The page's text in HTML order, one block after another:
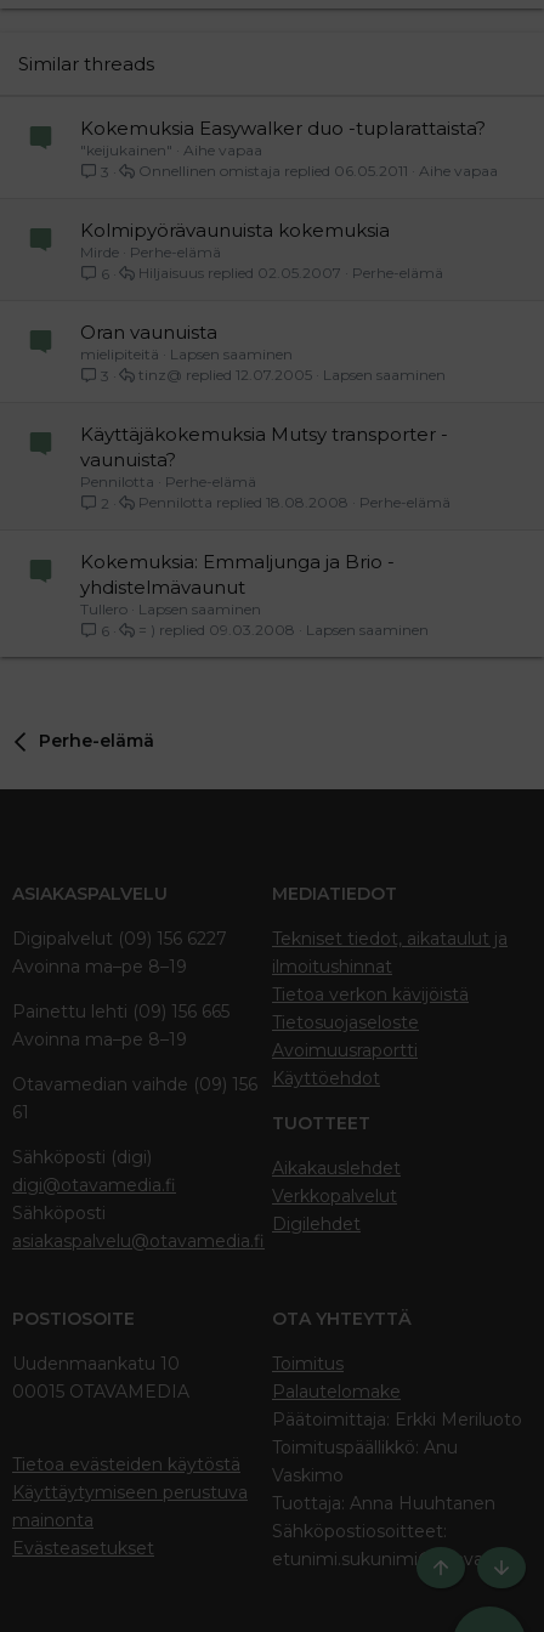
26
Similar threads
Kokemuksia Easywalker duo -tuplarattaista?
"keijukainen"
Aihe vapaa
3
Aihe vapaa
06.05.2011
Onnellinen omistaja
Kolmipyörävaunuista kokemuksia
Mirde
Perhe-elämä
6
Perhe-elämä
02.05.2007
Hiljaisuus
Oran vaunuista
mielipiteitä
Lapsen saaminen
3
Lapsen saaminen
12.07.2005
tinz@
Käyttäjäkokemuksia Mutsy transporter -
vaunuista?
Pennilotta
Perhe-elämä
2
Perhe-elämä
18.08.2008
Pennilotta
Kokemuksia: Emmaljunga ja Brio -
yhdistelmävaunut
Tullero
Lapsen saaminen
6
Lapsen saaminen
09.03.2008
= )
Perhe-elämä
ASIAKASPALVELU
Digipalvelut (09) 156 6227
Avoinna ma–pe 8–19
Painettu lehti (09) 156 665
Avoinna ma–pe 8–19
Otavamedian vaihde (09) 156
61
Sähköposti (digi)
digi@otavamedia.fi
Sähköposti
asiakaspalvelu@otavamedia.fi
MEDIATIEDOT
Tekniset tiedot, aikataulut ja
ilmoitushinnat
Tietoa verkon kävijöistä
Tietosuojaseloste
Avoimuusraportti
Käyttöehdot
TUOTTEET
Aikakauslehdet
Verkkopalvelut
Digilehdet
POSTIOSOITE
Uudenmaankatu 10
00015 OTAVAMEDIA
Tietoa evästeiden käytöstä
Käyttäytymiseen perustuva
mainonta
Evästeasetukset
OTA YHTEYTTÄ
Toimitus
Palautelomake
Päätoimittaja: Erkki Meriluoto
Toimituspäällikkö: Anu
Vaskimo
Tuottaja: Anna Huuhtanen
Sähköpostiosoitteet:
etunimi.sukunimi@otava.fi
Ylös